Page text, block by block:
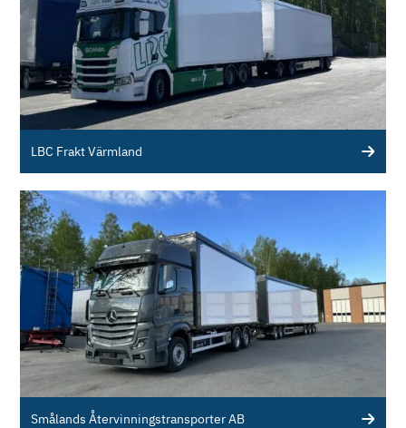
LBC Frakt Värmland
Smålands Återvinningstransporter AB